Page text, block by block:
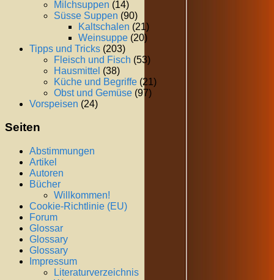
Milchsuppen (14)
Süsse Suppen (90)
Kaltschalen (21)
Weinsuppe (20)
Tipps und Tricks (203)
Fleisch und Fisch (53)
Hausmittel (38)
Küche und Begriffe (21)
Obst und Gemüse (97)
Vorspeisen (24)
Seiten
Abstimmungen
Artikel
Autoren
Bücher
Willkommen!
Cookie-Richtlinie (EU)
Forum
Glossar
Glossary
Glossary
Impressum
Literaturverzeichnis